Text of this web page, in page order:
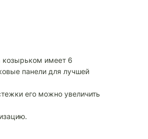
козырьком имеет 6
панели для лучшей
его можно увеличить